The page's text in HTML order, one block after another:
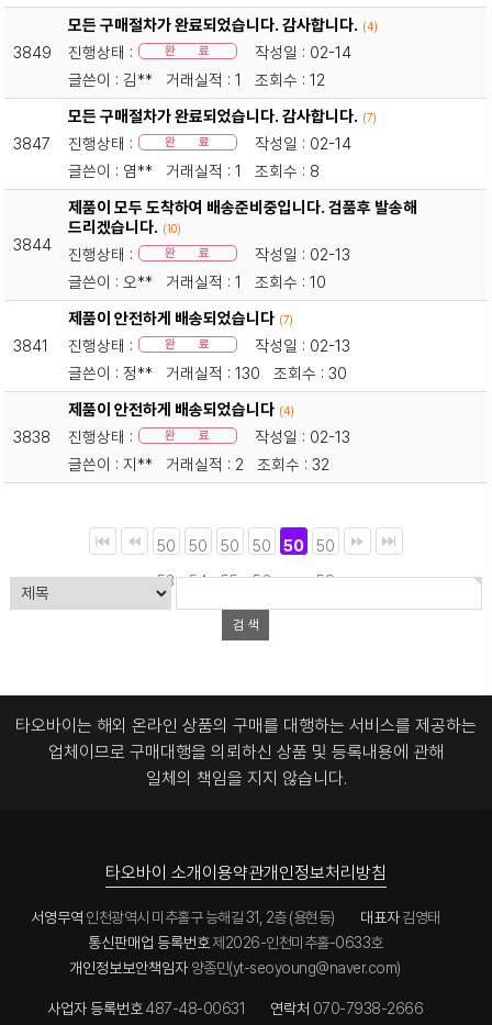
3849
모든 구매절차가 완료되었습니다. 감사합니다. (4)
진행상태 : 완 료
작성일 : 02-14
글쓴이 : 김** 거래실적 : 1 조회수 : 12
3847
모든 구매절차가 완료되었습니다. 감사합니다. (7)
진행상태 : 완 료
작성일 : 02-14
글쓴이 : 염** 거래실적 : 1 조회수 : 8
3844
제품이 모두 도착하여 배송준비중입니다. 검품후 발송해
드리겠습니다. (10)
진행상태 : 완 료
작성일 : 02-13
글쓴이 : 오** 거래실적 : 1 조회수 : 10
3841
제품이 안전하게 배송되었습니다 (7)
진행상태 : 완 료
작성일 : 02-13
글쓴이 : 정** 거래실적 : 130 조회수 : 30
3838
제품이 안전하게 배송되었습니다 (4)
진행상태 : 완 료
작성일 : 02-13
글쓴이 : 지** 거래실적 : 2 조회수 : 32
50
53
50
54
50
55
50
56
50
57
50
58
타오바이는 해외 온라인 상품의 구매를 대행하는 서비스를 제공하는
업체이므로 구매대행을 의뢰하신 상품 및 등록내용에 관해
일체의 책임을 지지 않습니다.
타오바이 소개이용약관개인정보처리방침
서영무역 인천광역시 미추홀구 능해길 31, 2층 (용현동) 대표자김영태
통신판매업 등록번호제2026-인천미추홀-0633호
개인정보보안책임자 양종민(yt-seoyoung@naver.com)
사업자 등록번호487-48-00631 연락처 070-7938-2666